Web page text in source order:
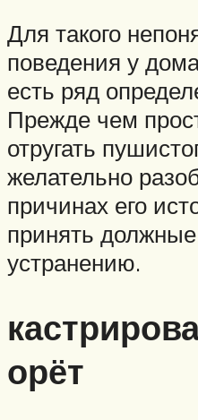
Для такого
поведения у
есть ряд
Прежде чем
отругать
желательно
причинах его
принять
устранению.
орёт